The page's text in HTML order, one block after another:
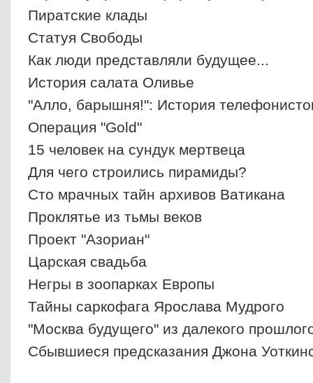
Пиратские клады
Cтатуя Свободы
Как люди представляли будущее...
История салата Оливье
"Алло, барышня!": История
Операция "Gold"
15 человек на сундук мертвеца
Для чего строились пирамиды?
Сто мрачных тайн архивов Ватикана
Проклятье из тьмы веков
Проект "Азориан"
Царская свадьба
Негры в зоопарках Европы
Тайны саркофага Ярослава Мудрого
"Москва будущего" из далекого
Сбывшиеся предсказания Джона